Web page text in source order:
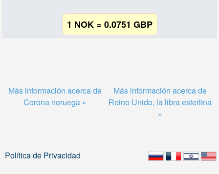
1 NOK = 0.0751 GBP
Más información acerca de
Corona noruega »
Más información acerca de
Reino Unido, la libra esterlina
»
Política de Privacidad